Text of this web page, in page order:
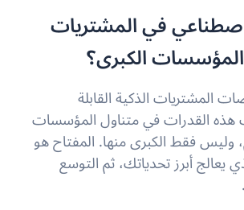
في المشتريات
الكبرى؟
المشتريات الذكية القابلة
القدرات في متناول المؤسسات
وليس فقط الكبرى منها. المفتاح هو
يعالج أبرز تحدياتك، ثم التوسع